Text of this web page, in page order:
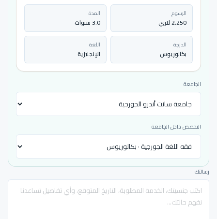
الرسوم
2,250 لاري
المدة
3.0 سنوات
الدرجة
بكالوريوس
اللغة
الإنجليزية
الجامعة
التخصص داخل الجامعة
رسالتك